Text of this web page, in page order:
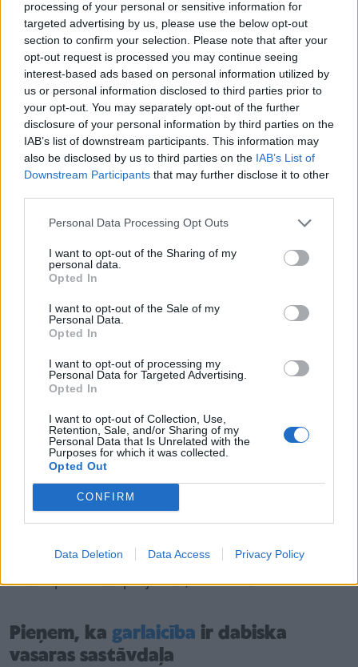
processing of your personal or sensitive information for
targeted advertising by us, please use the below opt-out
section to confirm your selection. Please note that after your
opt-out request is processed you may continue seeing
interest-based ads based on personal information utilized by
us or personal information disclosed to third parties prior to
your opt-out. You may separately opt-out of the further
disclosure of your personal information by third parties on the
IAB’s list of downstream participants. This information may
also be disclosed by us to third parties on the IAB’s List of
Downstream Participants that may further disclose it to other
Personal Data Processing Opt Outs
I want to opt-out of the Sharing of my
personal data.
Opted In
I want to opt-out of the Sale of my
Personal Data.
Opted In
I want to opt-out of processing my
Personal Data for Targeted Advertising.
Opted In
I want to opt-out of Collection, Use,
Retention, Sale, and/or Sharing of my
Personal Data that Is Unrelated with the
Purposes for which it was collected.
Opted Out
CONFIRM
Data Deletion Data Access Privacy Policy
glabāšanai var kļūt par "mini biroju", kurā bērni
darbojas līdzās vecākiem.
Publicitātes foto
"Bērni mācās tieši no saviem vecākiem, tāpēc,
izveidojot vietu, kur viņi var paralēli nodarboties ar
līdzīgām aktivitātēm, var stiprināt bērnu un vecāku
savstarpējo saikni, kā arī palīdzēt vecākiem vieglāk
atrast brīdi, lai koncentrētos darbam. Kamēr
bērni turpat netālu var zīmēt, būvēt, likt puzles vai
veidot paši savus projektus," saka I. Buka.
Pieņem, ka garlaicība ir dabiska
vasaras sastāvdaļa